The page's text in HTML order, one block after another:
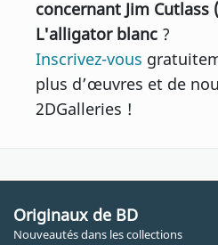
concernant Jim
L'alligator blanc ?
Inscrivez-vous
plus d’œuvres et de
2DGalleries !
Originaux de BD
Nouveautés dans les collections